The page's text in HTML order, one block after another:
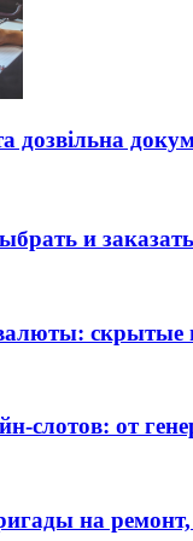
дозвільна
и
скрытые
слотов: от
на